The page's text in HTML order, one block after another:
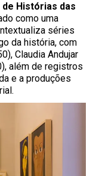
Histórias das
como uma
séries
da história, com
Claudia Andujar
além de registros
e a produções